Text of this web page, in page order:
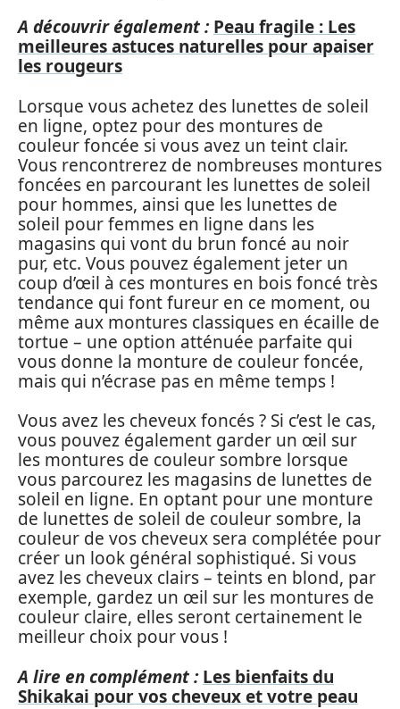
A découvrir également : Peau fragile : Les
meilleures astuces naturelles pour apaiser
les rougeurs
Lorsque vous achetez des lunettes de soleil
en ligne, optez pour des montures de
couleur foncée si vous avez un teint clair.
Vous rencontrerez de nombreuses montures
foncées en parcourant les lunettes de soleil
pour hommes, ainsi que les lunettes de
soleil pour femmes en ligne dans les
magasins qui vont du brun foncé au noir
pur, etc. Vous pouvez également jeter un
coup d’œil à ces montures en bois foncé très
tendance qui font fureur en ce moment, ou
même aux montures classiques en écaille de
tortue – une option atténuée parfaite qui
vous donne la monture de couleur foncée,
mais qui n’écrase pas en même temps !
Vous avez les cheveux foncés ? Si c’est le cas,
vous pouvez également garder un œil sur
les montures de couleur sombre lorsque
vous parcourez les magasins de lunettes de
soleil en ligne. En optant pour une monture
de lunettes de soleil de couleur sombre, la
couleur de vos cheveux sera complétée pour
créer un look général sophistiqué. Si vous
avez les cheveux clairs – teints en blond, par
exemple, gardez un œil sur les montures de
couleur claire, elles seront certainement le
meilleur choix pour vous !
A lire en complément : Les bienfaits du
Shikakai pour vos cheveux et votre peau